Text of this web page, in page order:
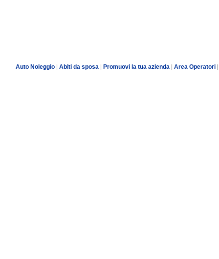
Auto Noleggio| Abiti da sposa| Promuovi la tua azienda Area Operatori